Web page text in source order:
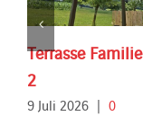
Terrasse
2
9 Juli 2026 | 0